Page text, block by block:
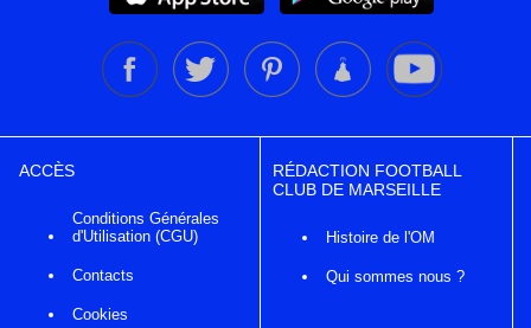
ACCÈS
Conditions Générales
d'Utilisation (CGU)
Contacts
Cookies
RÉDACTION FOOTBALL
CLUB DE MARSEILLE
Histoire de l'OM
Qui sommes nous ?